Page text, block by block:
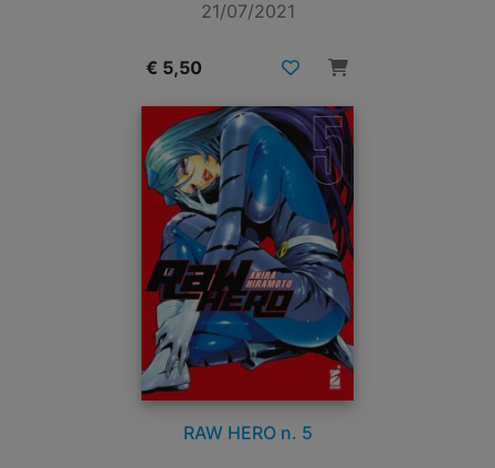
21/07/2021
€ 5,50
RAW HERO n. 5